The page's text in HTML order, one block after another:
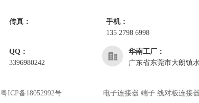
传真：
手机：
135 2798 6998
QQ：
3396980242
华南工厂：
广东省东莞市大朗镇
电子连接器 端子 线对板连接
粤ICP备18052992号